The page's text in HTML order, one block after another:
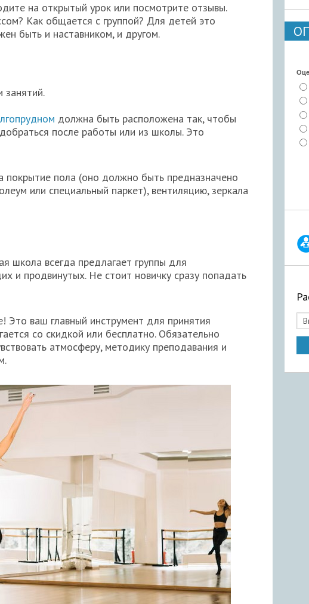
на открытый урок или посмотрите отзывы.
Как общается с группой? Для детей это
быть и наставником, и другом.
занятий.
должна быть расположена так, чтобы
после работы или из школы. Это
покрытие пола (оно должно быть предназначено
или специальный паркет), вентиляцию, зеркала
школа всегда предлагает группы для
и продвинутых. Не стоит новичку сразу попадать
ваш главный инструмент для принятия
со скидкой или бесплатно. Обязательно
атмосферу, методику преподавания и